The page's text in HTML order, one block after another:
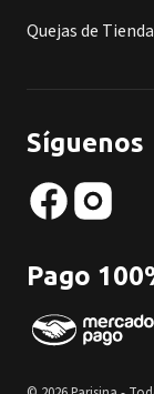
Quejas de
Síguenos
Pago